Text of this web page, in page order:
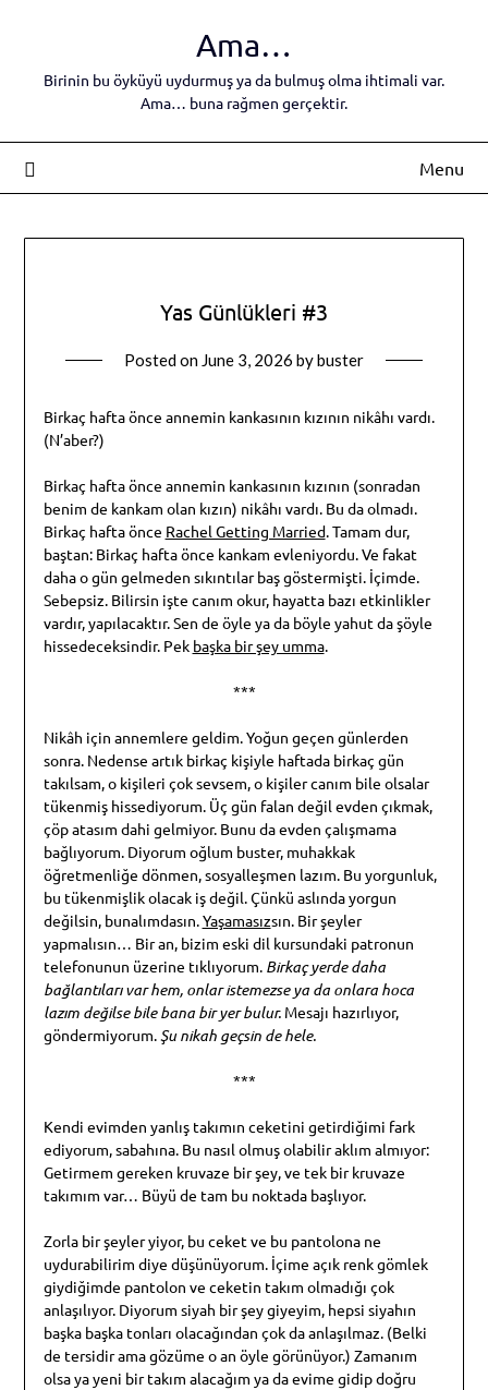
content
Ama…
Birinin bu öyküyü uydurmuş ya da bulmuş olma ihtimali var.
Ama… buna rağmen gerçektir.
Menu
Yas Günlükleri #3
Posted on June 3, 2026 bybuster
Birkaç hafta önce annemin kankasının kızının nikâhı vardı.
(N’aber?)
Birkaç hafta önce annemin kankasının kızının (sonradan
benim de kankam olan kızın) nikâhı vardı. Bu da olmadı.
Birkaç hafta önce Rachel Getting Married. Tamam dur,
baştan: Birkaç hafta önce kankam evleniyordu. Ve fakat
daha o gün gelmeden sıkıntılar baş göstermişti. İçimde.
Sebepsiz. Bilirsin işte canım okur, hayatta bazı etkinlikler
vardır, yapılacaktır. Sen de öyle ya da böyle yahut da şöyle
hissedeceksindir. Pek başka bir şey umma.
***
Nikâh için annemlere geldim. Yoğun geçen günlerden
sonra. Nedense artık birkaç kişiyle haftada birkaç gün
takılsam, o kişileri çok sevsem, o kişiler canım bile olsalar
tükenmiş hissediyorum. Üç gün falan değil evden çıkmak,
çöp atasım dahi gelmiyor. Bunu da evden çalışmama
bağlıyorum. Diyorum oğlum buster, muhakkak
öğretmenliğe dönmen, sosyalleşmen lazım. Bu yorgunluk,
bu tükenmişlik olacak iş değil. Çünkü aslında yorgun
değilsin, bunalımdasın.Yaşamasızsın. Bir şeyler
yapmalısın… Bir an, bizim eski dil kursundaki patronun
telefonunun üzerine tıklıyorum. Birkaç yerde daha
bağlantıları var hem, onlar istemezse ya da onlara hoca
lazım değilse bile bana bir yer bulur.Mesajı hazırlıyor,
göndermiyorum.Şu nikah geçsin de hele.
***
Kendi evimden yanlış takımın ceketini getirdiğimi fark
ediyorum, sabahına. Bu nasıl olmuş olabilir aklım almıyor:
Getirmem gereken kruvaze bir şey, ve tek bir kruvaze
takımım var… Büyü de tam bu noktada başlıyor.
Zorla bir şeyler yiyor, bu ceket ve bu pantolona ne
uydurabilirim diye düşünüyorum. İçime açık renk gömlek
giydiğimde pantolon ve ceketin takım olmadığı çok
anlaşılıyor. Diyorum siyah bir şey giyeyim, hepsi siyahın
başka başka tonları olacağından çok da anlaşılmaz. (Belki
de tersidir ama gözüme o an öyle görünüyor.) Zamanım
olsa ya yeni bir takım alacağım ya da evime gidip doğru